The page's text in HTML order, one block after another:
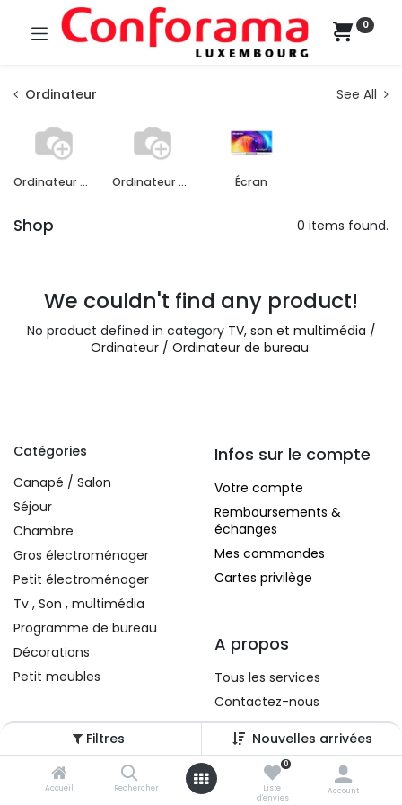
Filtres Nouvelles arrivées
Accueil Rechercher
0
Liste
d'envies
Account
0
Ordinateur See All
Ordinateur de bureau Ordinateur portable Écran
Shop 0 items found.
We couldn't find any product!
No product defined in category TV, son et multimédia /
Ordinateur / Ordinateur de bureau.
Catégories
Canapé / Salon
Séjour
Chambre
Gros électroménager
Petit électroménager
Tv , Son , multimédia
Programme de bureau
Décorations
Petit meubles
Infos sur le compte
Votre compte
Remboursements &
échanges
Mes commandes
Cartes privilège
A propos
Tous les services
Contactez-nous
Politique de confidentialité
Conditions d'utilisation